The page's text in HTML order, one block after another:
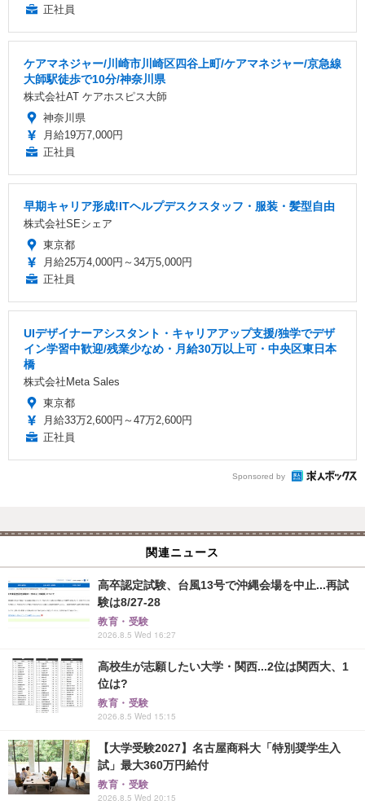
正社員
ケアマネジャー/川崎市川崎区四谷上町/ケアマネジャー/京急線
大師駅徒歩で10分/神奈川県
株式会社AT ケアホスピス大師
神奈川県
月給19万7,000円
正社員
早期キャリア形成!ITヘルプデスクスタッフ・服装・髪型自由
株式会社SEシェア
東京都
月給25万4,000円～34万5,000円
正社員
UIデザイナーアシスタント・キャリアアップ支援/独学でデザ
イン学習中歓迎/残業少なめ・月給30万以上可・中央区東日本
橋
株式会社Meta Sales
東京都
月給33万2,600円～47万2,600円
正社員
Sponsored by
関連ニュース
高卒認定試験、台風13号で沖縄会場を中止...再試
験は8/27-28
教育・受験
2026.8.5 Wed 16:27
高校生が志願したい大学・関西...2位は関西大、1
位は?
教育・受験
2026.8.5 Wed 15:15
【大学受験2027】名古屋商科大「特別奨学生入
試」最大360万円給付
教育・受験
2026.8.5 Wed 20:15